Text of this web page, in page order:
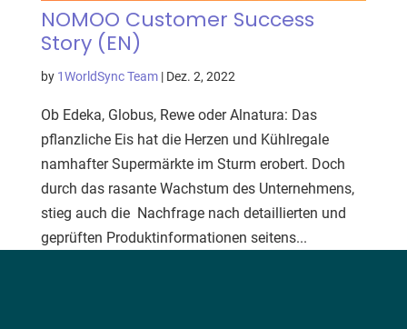
NOMOO Customer Success
Story (EN)
by 1WorldSync Team| Dez. 2, 2022
Ob Edeka, Globus, Rewe oder Alnatura: Das
pflanzliche Eis hat die Herzen und Kühlregale
namhafter Supermärkte im Sturm erobert. Doch
durch das rasante Wachstum des Unternehmens,
stieg auch die Nachfrage nach detaillierten und
geprüften Produktinformationen seitens...